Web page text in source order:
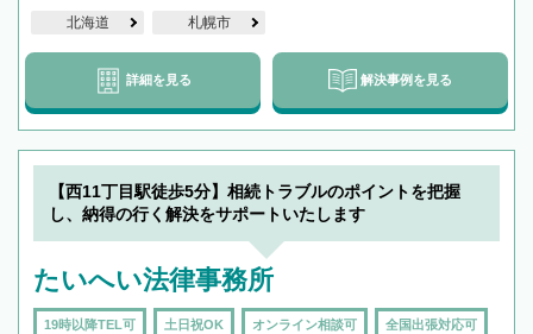
北海道 札幌市
詳細を見る 解決事例を見る
【西11丁目駅徒歩5分】相続トラブルのポイントを把握
し、納得の行く解決をサポートいたします
たいへい法律事務所
19時以降TEL可 土日祝OK オンライン相談可 全国出張対応可